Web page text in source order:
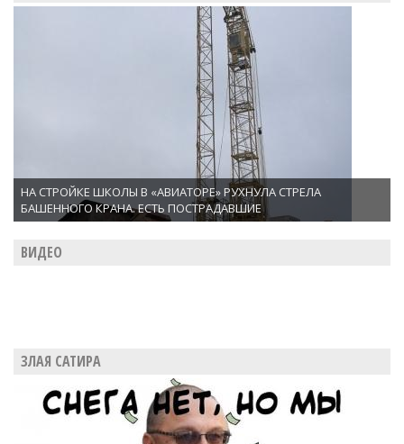
НА СТРОЙКЕ ШКОЛЫ В «АВИАТОРЕ» РУХНУЛА СТРЕЛА
БАШЕННОГО КРАНА. ЕСТЬ ПОСТРАДАВШИЕ
ВИДЕО
ЗЛАЯ САТИРА